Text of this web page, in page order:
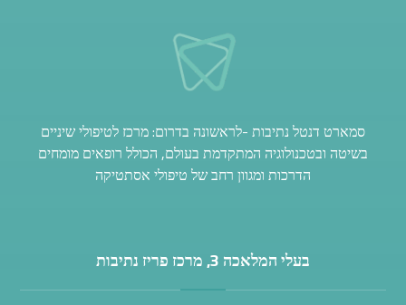
סמארט דנטל נתיבות -לראשונה בדרום: מרכז לטיפולי שיניים
בשיטה ובטכנולוגיה המתקדמת בעולם, הכולל רופאים מומחים
הדרכות ומגוון רחב של טיפולי אסתטיקה
בעלי המלאכה 3, מרכז פריז נתיבות